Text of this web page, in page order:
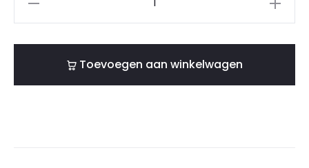
Toevoegen aan winkelwagen